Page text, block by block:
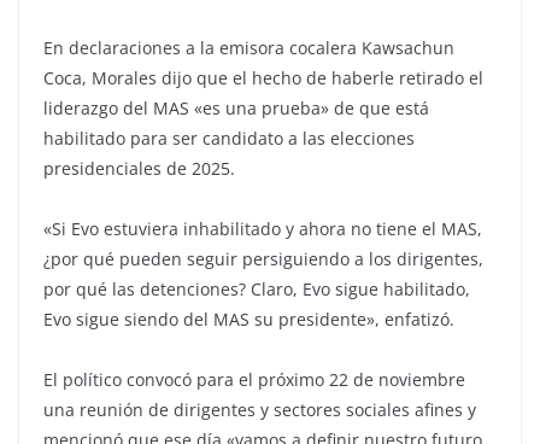
En declaraciones a la emisora cocalera Kawsachun
Coca, Morales dijo que el hecho de haberle retirado el
liderazgo del MAS «es una prueba» de que está
habilitado para ser candidato a las elecciones
presidenciales de 2025.
«Si Evo estuviera inhabilitado y ahora no tiene el MAS,
¿por qué pueden seguir persiguiendo a los dirigentes,
por qué las detenciones? Claro, Evo sigue habilitado,
Evo sigue siendo del MAS su presidente», enfatizó.
El político convocó para el próximo 22 de noviembre
una reunión de dirigentes y sectores sociales afines y
mencionó que ese día «vamos a definir nuestro futuro,